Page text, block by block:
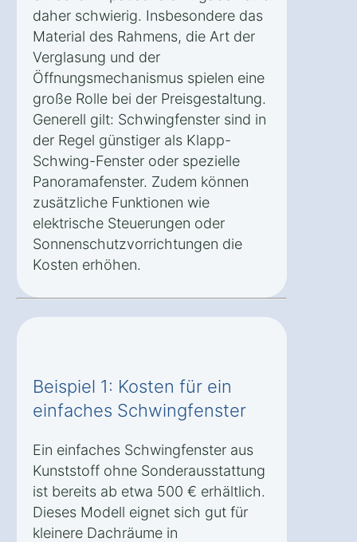
daher schwierig. Insbesondere das
Material des Rahmens, die Art der
Verglasung und der
Öffnungsmechanismus spielen eine
große Rolle bei der Preisgestaltung.
Generell gilt: Schwingfenster sind in
der Regel günstiger als Klapp-
Schwing-Fenster oder spezielle
Panoramafenster. Zudem können
zusätzliche Funktionen wie
elektrische Steuerungen oder
Sonnenschutzvorrichtungen die
Kosten erhöhen.
Beispiel 1: Kosten für ein
einfaches Schwingfenster
Ein einfaches Schwingfenster aus
Kunststoff ohne Sonderausstattung
ist bereits ab etwa 500 € erhältlich.
Dieses Modell eignet sich gut für
kleinere Dachräume in